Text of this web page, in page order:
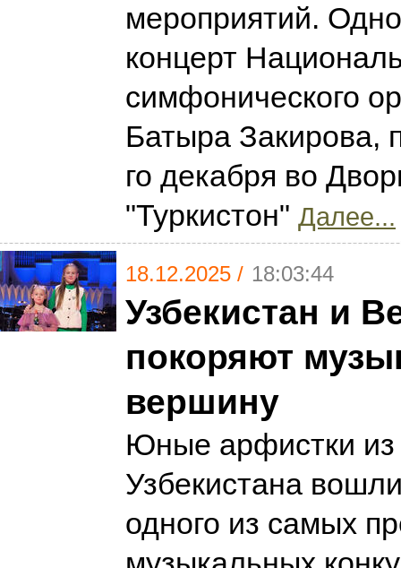
мероприятий.
концерт
симфонического
Батыра Закирова,
го декабря во
"Туркистон" Далее...
18.12.2025 / 18:03:44
Узбекистан и
покоряют
вершину
Юные арфистки из
Узбекистана
одного из самых